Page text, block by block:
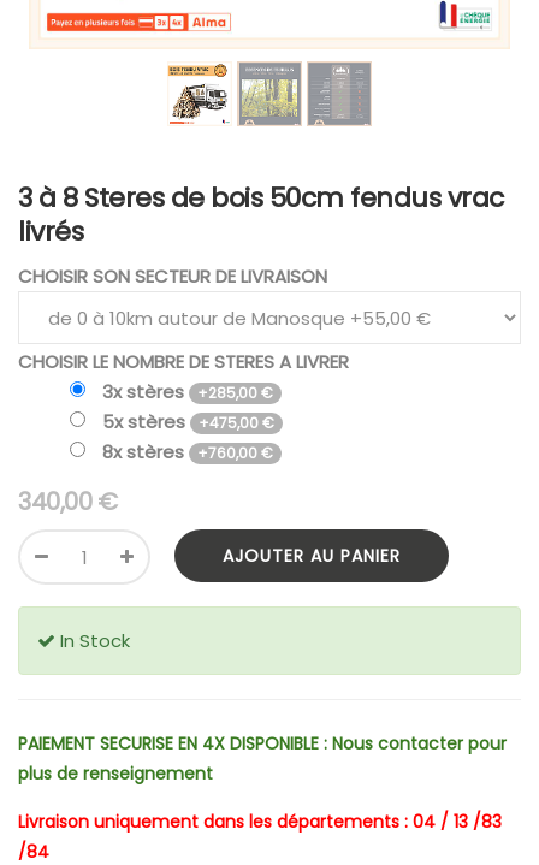
3 à 8 Steres de bois 50cm fendus vrac
livrés
CHOISIR SON SECTEUR DE LIVRAISON
CHOISIR LE NOMBRE DE STERES A LIVRER
3x stères
+285,00€
5x stères +475,00€
8x stères +760,00€
340,00€
AJOUTER AU PANIER
In Stock
PAIEMENT SECURISE EN 4X DISPONIBLE : Nous contacter pour
plus de renseignement
Livraison uniquement dans les départements : 04 / 13 /83
/84